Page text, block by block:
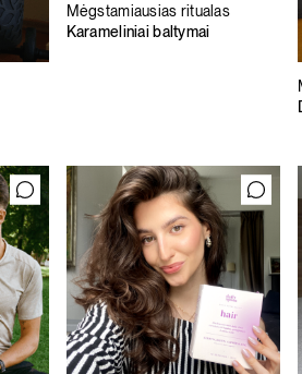
Mėgstamiausias ritualas
Karameliniai baltymai